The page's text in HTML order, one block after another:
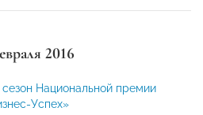
2016
Национальной премии
Успех»